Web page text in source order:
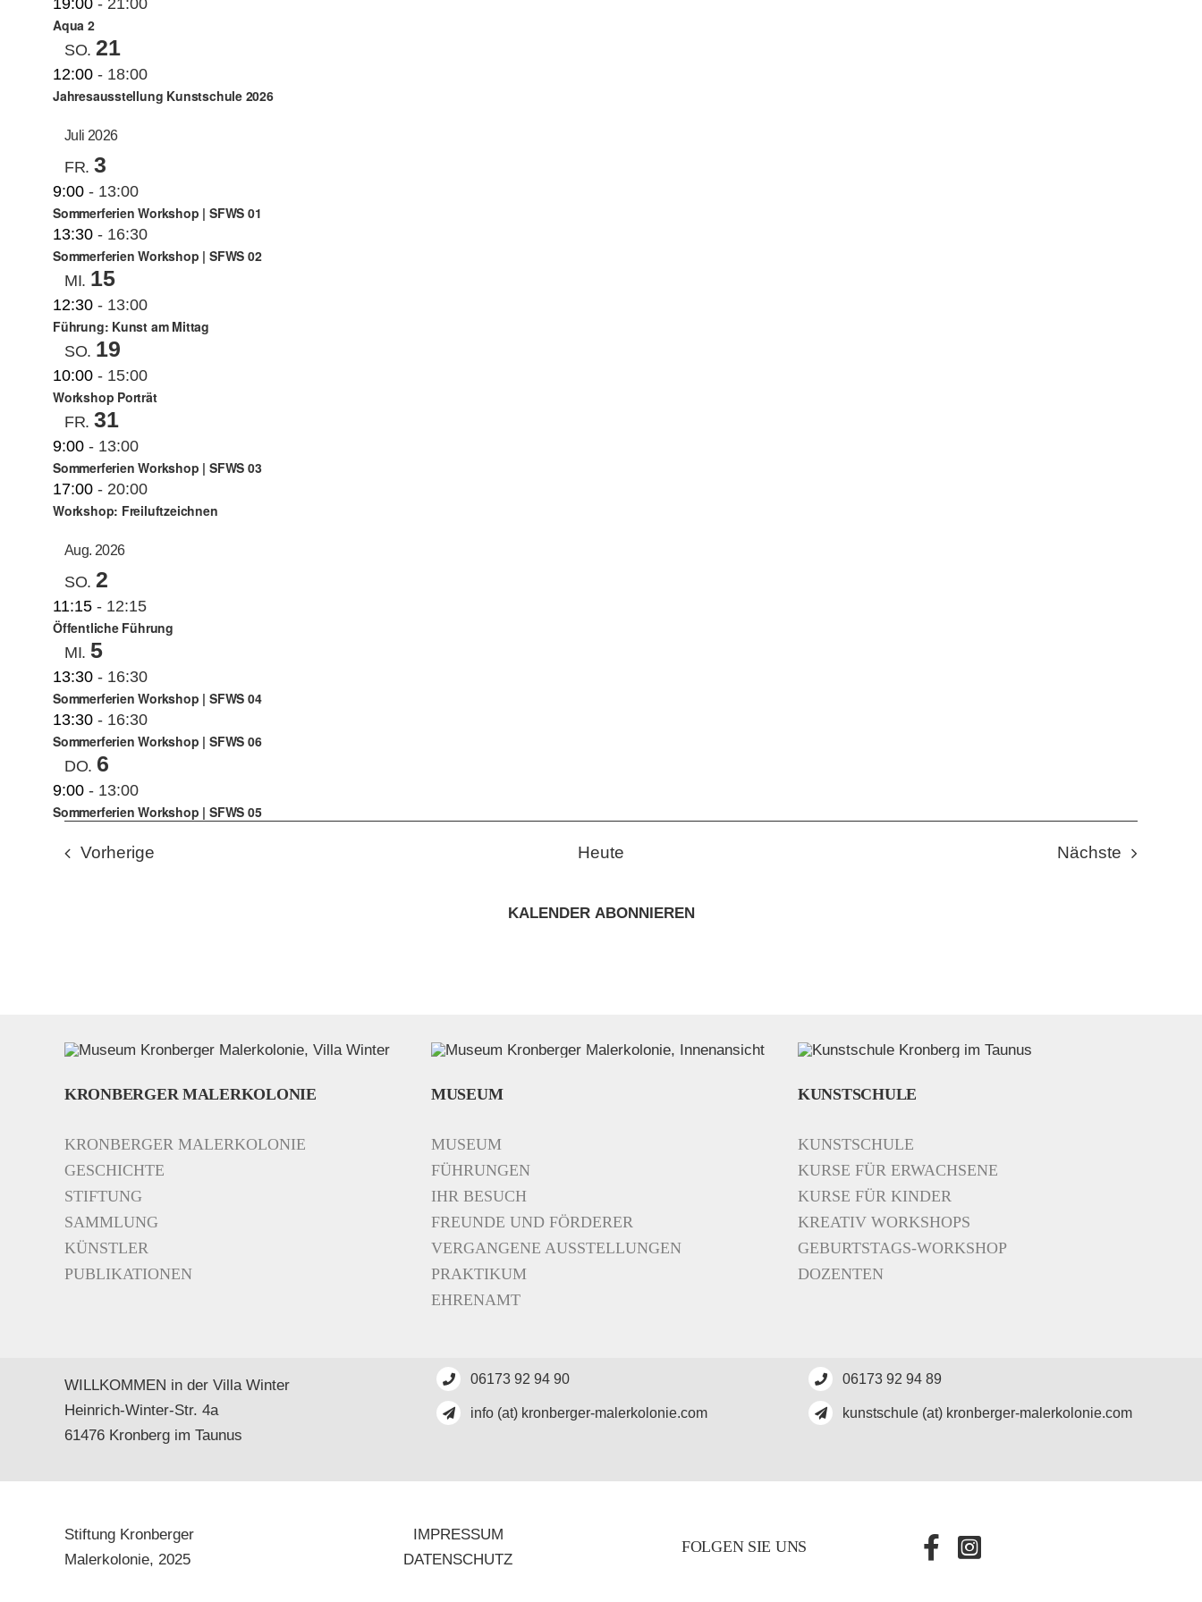
19:00 - 21:00
Aqua 2
SO. 21
12:00 - 18:00
Jahresausstellung Kunstschule 2026
Juli 2026
FR. 3
9:00 - 13:00
Sommerferien Workshop | SFWS 01
13:30 - 16:30
Sommerferien Workshop | SFWS 02
MI. 15
12:30 - 13:00
Führung: Kunst am Mittag
SO. 19
10:00 - 15:00
Workshop Porträt
FR. 31
9:00 - 13:00
Sommerferien Workshop | SFWS 03
17:00 - 20:00
Workshop: Freiluftzeichnen
Aug. 2026
SO. 2
11:15 - 12:15
Öffentliche Führung
MI. 5
13:30 - 16:30
Sommerferien Workshop | SFWS 04
13:30 - 16:30
Sommerferien Workshop | SFWS 06
DO. 6
9:00 - 13:00
Sommerferien Workshop | SFWS 05
Vorherige Heute Nächste
KALENDER ABONNIEREN
KRONBERGER MALERKOLONIE
KRONBERGER MALERKOLONIE
GESCHICHTE
STIFTUNG
SAMMLUNG
KÜNSTLER
PUBLIKATIONEN
MUSEUM
MUSEUM
FÜHRUNGEN
IHR BESUCH
FREUNDE UND FÖRDERER
VERGANGENE AUSSTELLUNGEN
PRAKTIKUM
EHRENAMT
KUNSTSCHULE
KUNSTSCHULE
KURSE FÜR ERWACHSENE
KURSE FÜR KINDER
KREATIV WORKSHOPS
GEBURTSTAGS-WORKSHOP
DOZENTEN
WILLKOMMEN in der Villa Winter
Heinrich-Winter-Str. 4a
61476 Kronberg im Taunus
06173 92 94 90
info (at) kronberger-malerkolonie.com
06173 92 94 89
kunstschule (at) kronberger-malerkolonie.com
Stiftung Kronberger
Malerkolonie, 2025
IMPRESSUM
DATENSCHUTZ
FOLGEN SIE UNS